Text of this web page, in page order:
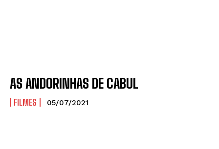
AS ANDORINHAS DE CABUL
FILMES 05/07/2021